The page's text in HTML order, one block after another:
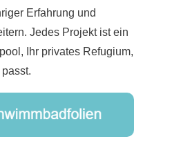
Erfahrung und
Jedes Projekt ist ein
Ihr privates Refugium,